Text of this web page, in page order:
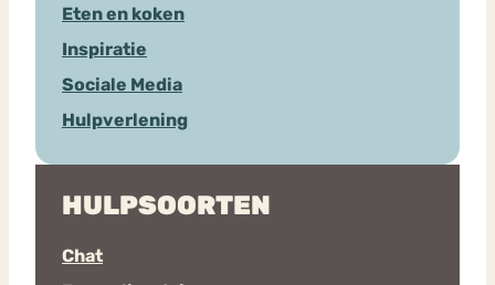
Eten en koken
Inspiratie
Sociale Media
Hulpverlening
HULPSOORTEN
Chat